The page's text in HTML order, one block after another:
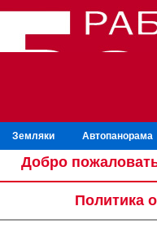
Земляки Автопанорама
Добро
Политика